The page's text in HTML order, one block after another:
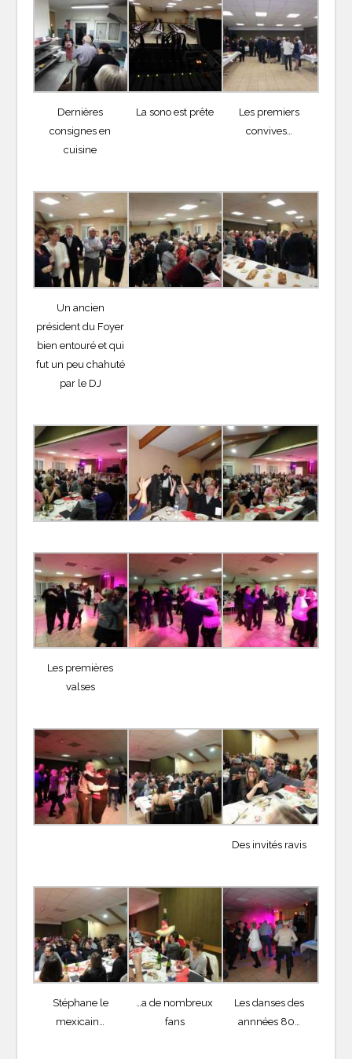
Dernières
consignes en
cuisine
La sono est prête
Les premiers
convives…
Un ancien
président du Foyer
bien entouré et qui
fut un peu chahuté
par le DJ
Les premières
valses
Des invités ravis
Stéphane le
mexicain…
…a de nombreux
fans
Les danses des
annnées 80…